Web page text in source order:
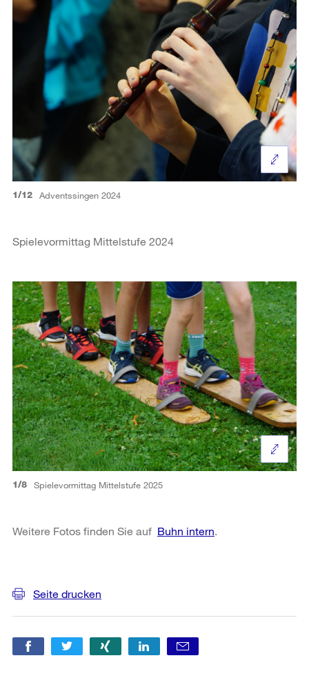
1/12 Adventssingen 2024
Spielevormittag Mittelstufe 2024
1/8 Spielevormittag Mittelstufe 2025
Weitere Fotos finden Sie auf Buhn intern.
Seite drucken